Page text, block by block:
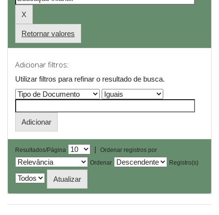
Retornar valores
Adicionar filtros:
Utilizar filtros para refinar o resultado de busca.
Resultados/Página |
Ordenar registros por
Ordenar
Registro(s)